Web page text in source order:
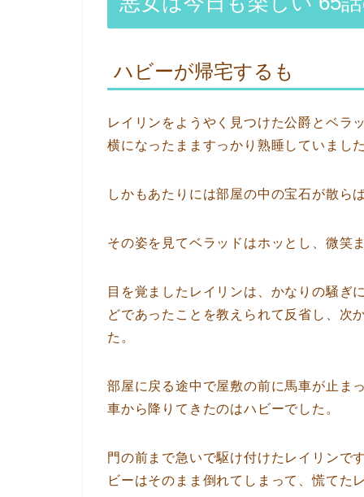
ハビーが帰宅するも
レイリンをようやく見つけた公爵とベラ
横になったまますっかり熟睡していまし
しかもあたりには部屋の中の宝石が散ら
その姿を見てベラッドはホッとし、微笑
目を覚ましたレイリンは、かなりの騒ぎ
どであったことを教えられて反省し、次
た。
部屋に戻る途中で屋敷の前に馬車が止ま
車から降りてきたのはハビーでした。
門の前まで急いで駆け付けたレイリンで
ビーはそのまま倒れてしまって、慌てた